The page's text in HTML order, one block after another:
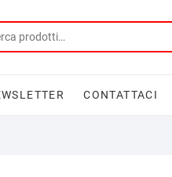
CONTATTACI